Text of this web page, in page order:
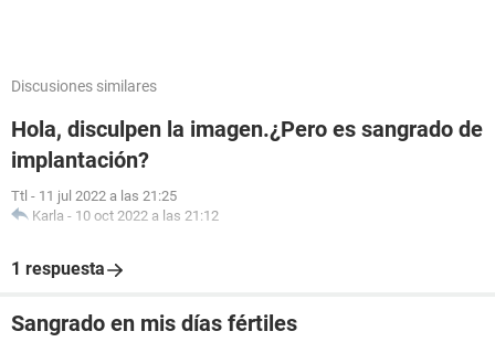
Discusiones similares
Hola, disculpen la imagen.¿Pero es sangrado de
implantación?
Ttl - 11 jul 2022 a las 21:25
Karla - 10 oct 2022 a las 21:12
1 respuesta
Sangrado en mis días fértiles